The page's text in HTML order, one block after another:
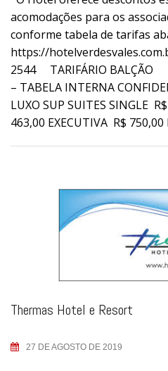
acomodações para os
conforme tabela de tarifas
https://
2544 TARIFÁRIO BALÇÃO
– TABELA INTERNA
LUXO SUP SUITES SINGLE
463,00 EXECUTIVA R$
Thermas Hotel e Resort
27 DE AGOSTO DE 2019